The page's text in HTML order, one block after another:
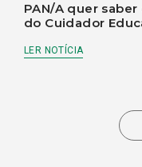
PAN/A quer
do Cuidador
LER NOTÍCIA